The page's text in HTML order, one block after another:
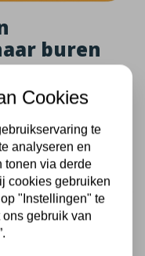
buren
Isolatie ook
Het aanbrengen
als spouwborstels,
bewoners van 2-
of
De bewoners
kozen ervoor
te voorkomen dat
Cookies
te
analyseren en
tonen via derde
cookies gebruiken
"Instellingen" te
gebruik van